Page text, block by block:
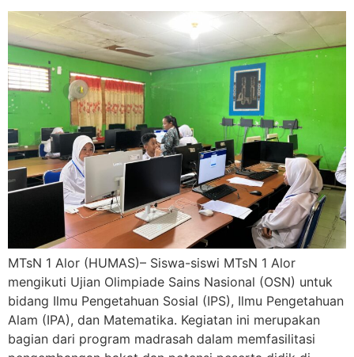
MTsN 1 Alor (HUMAS)– Siswa-siswi MTsN 1 Alor
mengikuti Ujian Olimpiade Sains Nasional (OSN) untuk
bidang Ilmu Pengetahuan Sosial (IPS), Ilmu Pengetahuan
Alam (IPA), dan Matematika. Kegiatan ini merupakan
bagian dari program madrasah dalam memfasilitasi